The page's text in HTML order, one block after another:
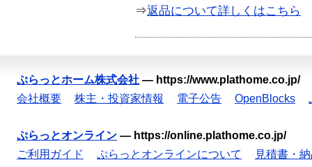
⇒返品について詳しくはこちら
ぷらっとホーム株式会社 — https://www.plathome.co.jp/
会社概要
株主・投資家情報 電子公告 OpenBlocks
ぷらっとオンライン — https://online.plathome.co.jp/
ご利用ガイド
ぷらっとオンラインについて
見積書・